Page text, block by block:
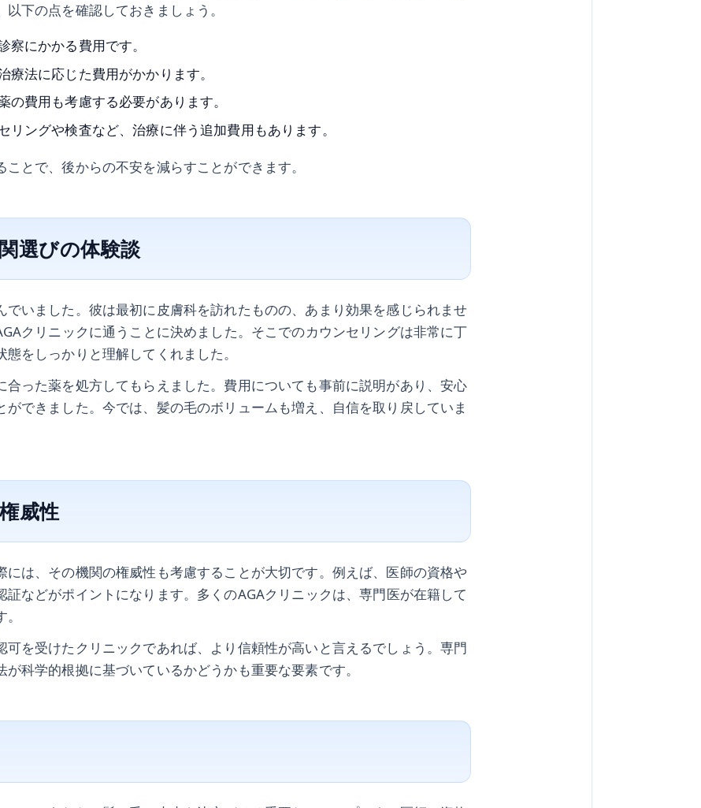
下の点を確認しておきましょう。
察にかかる費用です。
療法に応じた費用がかかります。
の費用も考慮する必要があります。
リングや検査など、治療に伴う追加費用もあります。
とで、後からの不安を減らすことができます。
選びの体験談
でいました。彼は最初に皮膚科を訪れたものの、あまり効果を感じられませ
クリニックに通うことに決めました。そこでのカウンセリングは非常に丁
をしっかりと理解してくれました。
合った薬を処方してもらえました。費用についても事前に説明があり、安心
ができました。今では、髪の毛のボリュームも増え、自信を取り戻していま
威性
には、その機関の権威性も考慮することが大切です。例えば、医師の資格や
証などがポイントになります。多くのAGAクリニックは、専門医が在籍して
可を受けたクリニックであれば、より信頼性が高いと言えるでしょう。専門
科学的根拠に基づいているかどうかも重要な要素です。